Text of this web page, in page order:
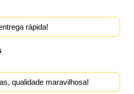
rápida!
qualidade maravilhosa!